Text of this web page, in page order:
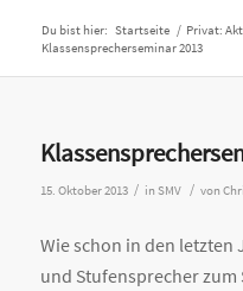
Du bist hier: Startseite / Privat:
Klassensprecherseminar 2013
15. Oktober 2013 / in SMV / von
Wie schon in den letzten
und Stufensprecher zum